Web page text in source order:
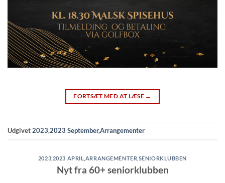
FORTSÆT MED AT LÆSE →
Udgivet2023,2023 September,Arrangementer
2023 2023 APRIL ARRANGEMENTER SENIORKLUBBEN
Nyt fra 60+ seniorklubben